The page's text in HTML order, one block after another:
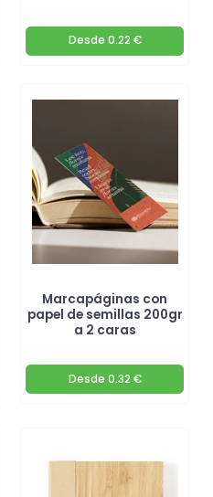
Desde 0.22 €
Marcapáginas con
papel de semillas 200gr
a 2 caras
Desde 0.32 €